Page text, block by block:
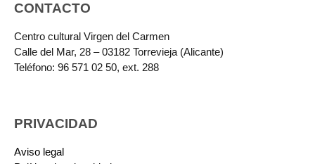
CONTACTO
Centro cultural Virgen del Carmen
Calle del Mar, 28 – 03182 Torrevieja (Alicante)
Teléfono: 96 571 02 50, ext. 288
PRIVACIDAD
Aviso legal